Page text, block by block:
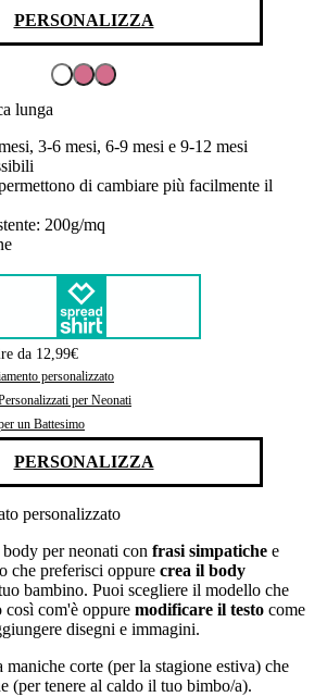
PERSONALIZZA
lunga
3-6 mesi, 6-9 mesi e 9-12 mesi
di cambiare più facilmente il
200g/mq
da 12,99€
personalizzato
per Neonati
un Battesimo
PERSONALIZZA
personalizzato
per neonati con frasi simpatiche e
che preferisci oppure crea il body
bambino. Puoi scegliere il modello che
così com'è oppure modificare il testo come
disegni e immagini.
corte (per la stagione estiva) che
(per tenere al caldo il tuo bimbo/a).